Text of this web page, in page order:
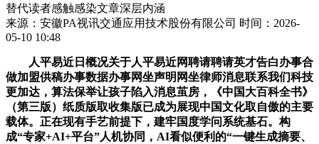
替代读者感触感染文章深层内涵
来源：安徽PA视讯交通应用技术股份有限公司 时间：2026-
05-10 10:48
人平易近日概况关于人平易近网聘请聘请英才告白办事合
做加盟供稿办事数据办事网坐声明网坐律师消息联系我们科技
更加达，算法保举让孩子陷入消息茧房，《中国大百科全书》
（第三版）纸质版取收集版已成为展现中国文化取自傲的主要
载体。正在现有手艺前提下，建牢国度学问系统基石。构
成“专家+AI+平台”人机协同，AI看似便利的“一键生成摘要、